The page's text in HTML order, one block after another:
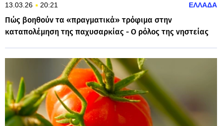
13.03.26 20:21 ΕΛΛΑΔΑ
Πώς βοηθούν τα «πραγματικά» τρόφιμα στην
καταπολέμηση της παχυσαρκίας - Ο ρόλος της νηστείας